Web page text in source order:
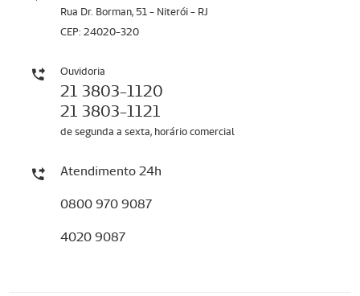
Rua Dr. Borman, 51 - Niterói - RJ
CEP: 24020-320
Ouvidoria
21 3803-1120
21 3803-1121
de segunda a sexta, horário comercial
Atendimento 24h
0800 970 9087
4020 9087